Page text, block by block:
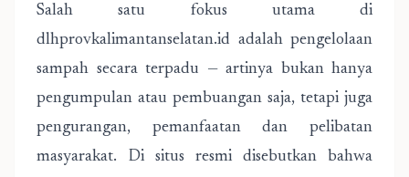
Salah satu fokus utama di
dlhprovkalimantanselatan.id adalah pengelolaan
sampah secara terpadu — artinya bukan hanya
pengumpulan atau pembuangan saja, tetapi juga
pengurangan, pemanfaatan dan pelibatan
masyarakat. Di situs resmi disebutkan bahwa